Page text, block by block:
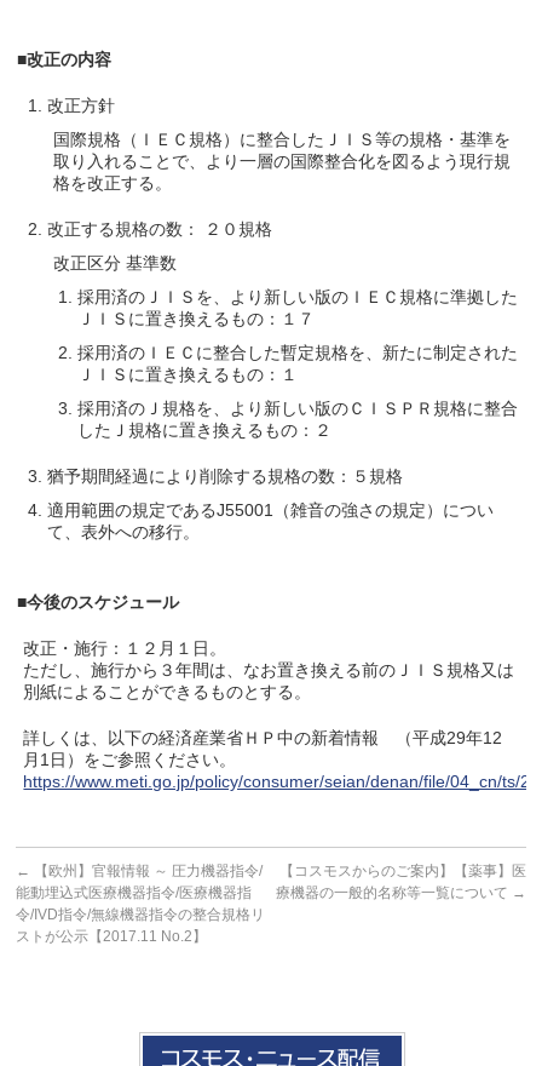
■改正の内容
改正方針
国際規格（ＩＥＣ規格）に整合したＪＩＳ等の規格・基準を
取り入れることで、より一層の国際整合化を図るよう現行規
格を改正する。
改正する規格の数： ２０規格
改正区分 基準数
採用済のＪＩＳを、より新しい版のＩＥＣ規格に準拠した
ＪＩＳに置き換えるもの：１７
採用済のＩＥＣに整合した暫定規格を、新たに制定された
ＪＩＳに置き換えるもの：１
採用済のＪ規格を、より新しい版のＣＩＳＰＲ規格に整合
したＪ規格に置き換えるもの：２
猶予期間経過により削除する規格の数：５規格
適用範囲の規定であるJ55001（雑音の強さの規定）につい
て、表外への移行。
■今後のスケジュール
改正・施行：１２月１日。
ただし、施行から３年間は、なお置き換える前のＪＩＳ規格又は
別紙によることができるものとする。
詳しくは、以下の経済産業省ＨＰ中の新着情報 （平成29年12
月1日）をご参照ください。
https://www.meti.go.jp/policy/consumer/seian/denan/file/04_cn/ts/
←
【欧州】官報情報 ～ 圧力機器指令/
能動埋込式医療機器指令/医療機器指
令/IVD指令/無線機器指令の整合規格リ
ストが公示【2017.11 No.2】
【コスモスからのご案内】【薬事】医
療機器の一般的名称等一覧について →